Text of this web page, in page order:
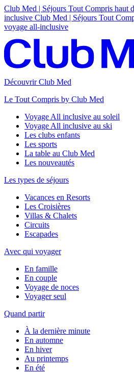
Club Med | Séjours Tout Compris haut
inclusive Club Med | Séjours Tout
voyage all-inclusive
Découvrir Club Med
Le Tout Compris by Club Med
Voyage All inclusive au soleil
Voyage All inclusive au ski
Les clubs enfants
Les sports
La table au Club Med
Les nouveautés
Les types de séjours
Vacances en Resorts
Les Croisières
Villas & Chalets
Circuits
Escapades
Avec qui voyager
En famille
En couple
Voyage de noces
Voyager seul
Quand partir
À la dernière minute
En automne
En hiver
Au printemps
En été